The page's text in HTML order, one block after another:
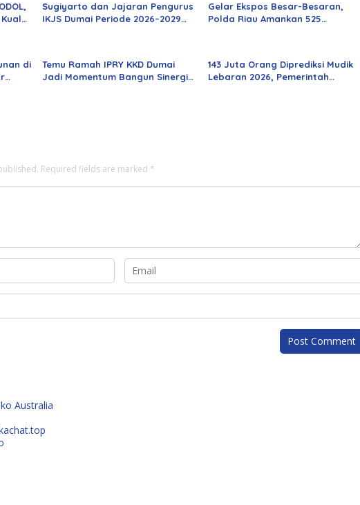
Sugiyarto dan Jajaran Pengurus
IKJS Dumai Periode 2026–2029
Gelar Ekspos Besar-Besaran,
Polda Riau Amankan 525
di
Temu Ramah IPRY KKD Dumai
Jadi Momentum Bangun Sinergi
143 Juta Orang Diprediksi Mudik
Lebaran 2026, Pemerintah
Required fields are marked *
Australia